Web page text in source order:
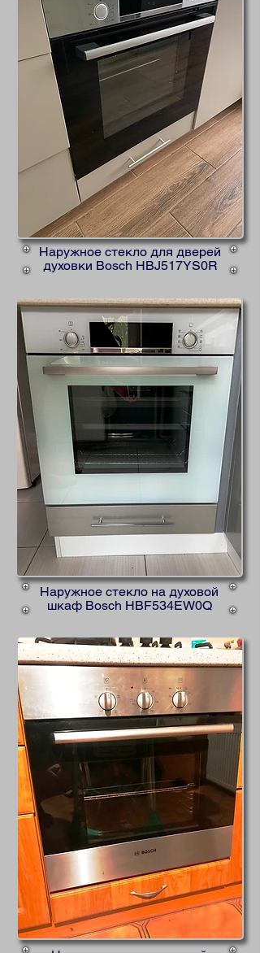
Наружное стекло для дверей
духовки Bosch HBJ517YS0R
Наружное стекло на духовой
шкаф Bosch HBF534EW0Q